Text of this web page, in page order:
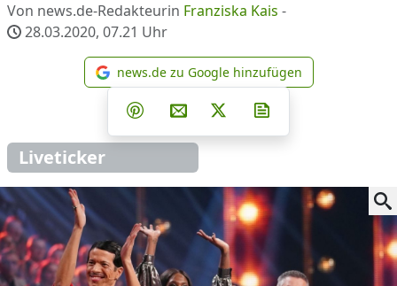
Von news.de-Redakteurin Franziska Kais -
28.03.2020, 07.21 Uhr
news.de zu Google
news.de zu Google hinzufügen
Teilen auf Facebook
Teilen auf Whatsapp
Teilen auf Telegram
Teilen auf Pinterest
Per E-Mail teilen
Post auf X
Liveticker